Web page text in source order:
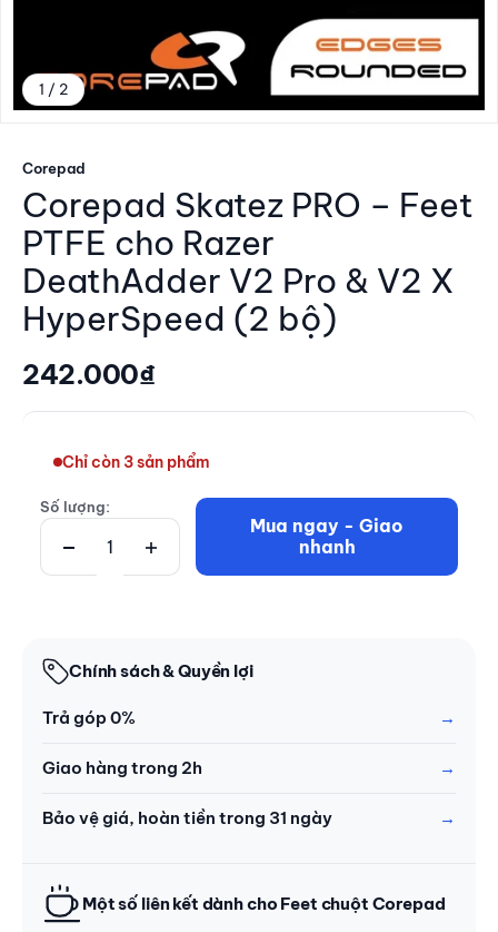
Đến mục 1
1 / 2
Corepad
Corepad Skatez PRO – Feet
PTFE cho Razer
DeathAdder V2 Pro & V2 X
HyperSpeed (2 bộ)
Giá giảm
242.000₫
Chỉ còn 3 sản phẩm
Số lượng:
Mua ngay - Giao
nhanh
Chính sách & Quyền lợi
Trả góp 0%
Giao hàng trong 2h
Bảo vệ giá, hoàn tiền trong 31 ngày
Một số liên kết dành cho Feet chuột Corepad